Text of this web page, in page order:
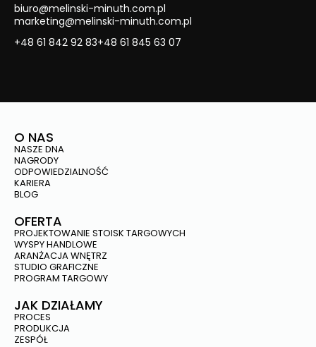
biuro@melinski-minuth.com.pl
marketing@melinski-minuth.com.pl
+48 61 842 92 83+48 61 845 63 07
O NAS
NASZE DNA
NAGRODY
ODPOWIEDZIALNOŚĆ
KARIERA
BLOG
OFERTA
PROJEKTOWANIE STOISK TARGOWYCH
WYSPY HANDLOWE
ARANŻACJA WNĘTRZ
STUDIO GRAFICZNE
PROGRAM TARGOWY
JAK DZIAŁAMY
PROCES
PRODUKCJA
ZESPÓŁ